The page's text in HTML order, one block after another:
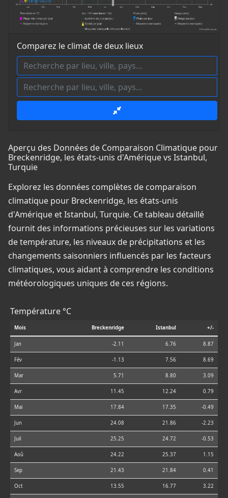
Comparez le climat de deux lieux
Aperçu des Données de Comparaison Climatique pour
Breckenridge, les états-unis d'Amérique vs Istanbul,
Turquie
Explorez les données complètes de comparaison
climatique pour Breckenridge, les états-unis
d'Amérique et Istanbul, Turquie. Ce tableau détaillé
fournit des informations précieuses sur les variations
de température, les niveaux de précipitations et les
changements saisonniers influencés par les facteurs
climatiques, vous aidant à comprendre les conditions
météorologiques uniques de ces régions.
Température °C
Mois Breckenridge Istanbul +/-
Jan -2.11 6.76 8.87
Fév -1.13 7.56 8.69
Mar 5.71 8.80 3.09
Avr 11.45 12.24 0.79
Mai 17.84 17.35 -0.49
Jun 24.08 21.86 -2.23
Juil 25.25 24.72 -0.53
Aoû 24.22 25.37 1.15
Sep 21.43 21.84 0.41
Oct 13.55 16.77 3.22